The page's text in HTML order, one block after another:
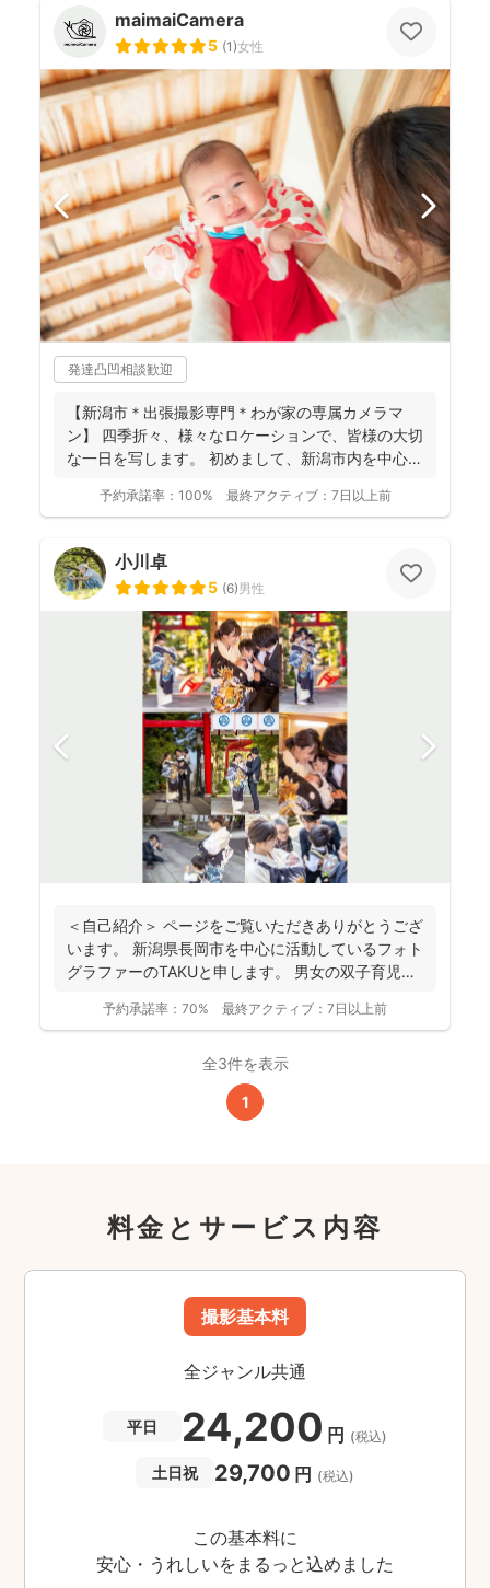
maimaiCamera
5 (1)女性
発達凸凹相談歓迎
【新潟市＊出張撮影専門＊わが家の専属カメラマ
ン】 四季折々、様々なロケーションで、皆様の大切
な一日を写します。 初めまして、新潟市内を中心に
予約承諾率： 100% 最終アクティブ： 7日以上前
小川卓
5 (6)男性
＜自己紹介＞ ページをご覧いただきありがとうござ
います。 新潟県長岡市を中心に活動しているフォト
グラファーのTAKUと申します。 男女の双子育児中
予約承諾率： 70% 最終アクティブ： 7日以上前
全3件を表示
1
料金とサービス内容
撮影基本料
全ジャンル共通
平日 24,200 円 (税込)
土日祝 29,700 円 (税込)
この基本料に
安心・うれしいをまるっと込めました